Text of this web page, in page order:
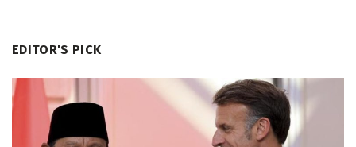
EDITOR'S PICK